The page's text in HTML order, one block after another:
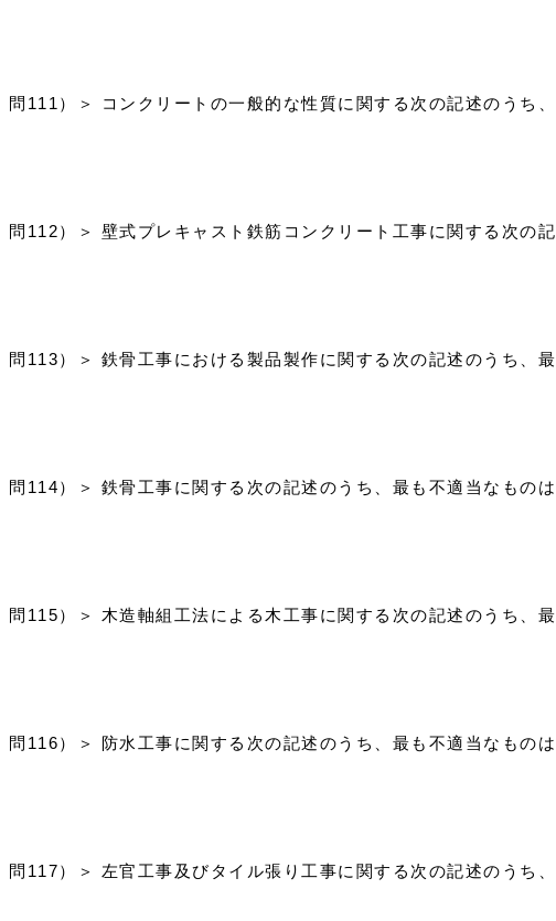
111）＞ コンクリートの一般的な性質に関する次の記述のうち、
112）＞ 壁式プレキャスト鉄筋コンクリート工事に関する次の記
113）＞ 鉄骨工事における製品製作に関する次の記述のうち、最
114）＞ 鉄骨工事に関する次の記述のうち、最も不適当なものは
115）＞ 木造軸組工法による木工事に関する次の記述のうち、最
116）＞ 防水工事に関する次の記述のうち、最も不適当なものは
117）＞ 左官工事及びタイル張り工事に関する次の記述のうち、